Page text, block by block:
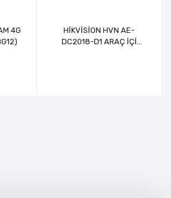
4G
HİKVİSİON HVN AE-
DC2018-D1 ARAÇ İÇİ